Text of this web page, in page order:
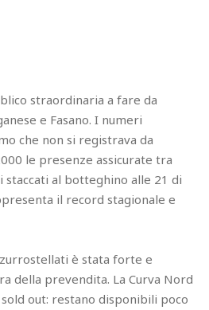
straordinaria a fare da
e Fasano. I numeri
che non si registrava da
le presenze assicurate tra
al botteghino alle 21 di
il record stagionale e
è stata forte e
della prevendita. La Curva Nord
out: restano disponibili poco